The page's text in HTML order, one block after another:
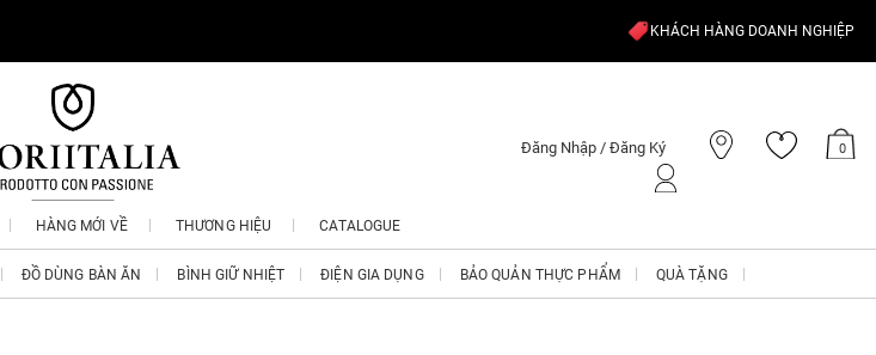
KHÁCH HÀNG DOANH NGHIỆP
Đăng Nhập / Đăng Ký 0
HÀNG MỚI VỀ THƯƠNG HIỆU CATALOGUE
ĐỒ DÙNG BÀN ĂN BÌNH GIỮ NHIỆT ĐIỆN GIA DỤNG BẢO QUẢN THỰC PHẨM QUÀ TẶNG